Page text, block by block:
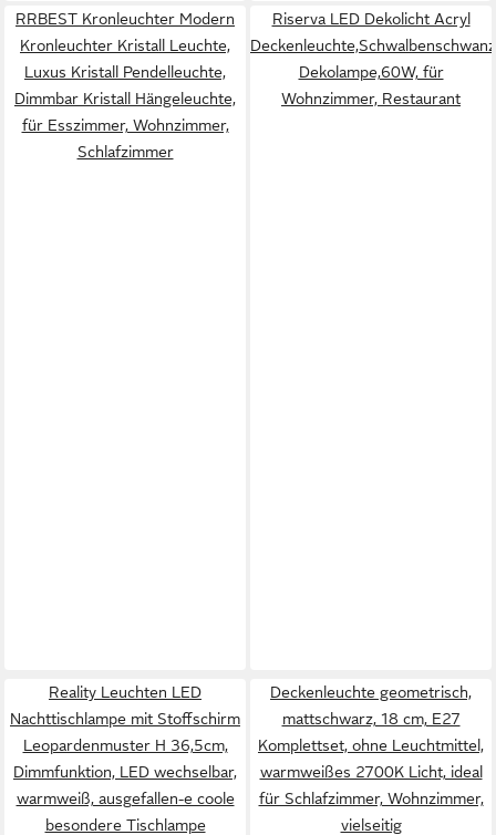
RRBEST Kronleuchter Modern
Kronleuchter Kristall Leuchte,
Luxus Kristall Pendelleuchte,
Dimmbar Kristall Hängeleuchte,
für Esszimmer, Wohnzimmer,
Schlafzimmer
Riserva LED Dekolicht Acryl
Deckenleuchte,Schwalbenschwanz
Dekolampe,60W, für
Wohnzimmer, Restaurant
Reality Leuchten LED
Nachttischlampe mit Stoffschirm
Leopardenmuster H 36,5cm,
Dimmfunktion, LED wechselbar,
warmweiß, ausgefallen-e coole
besondere Tischlampe
Deckenleuchte geometrisch,
mattschwarz, 18 cm, E27
Komplettset, ohne Leuchtmittel,
warmweißes 2700K Licht, ideal
für Schlafzimmer, Wohnzimmer,
vielseitig